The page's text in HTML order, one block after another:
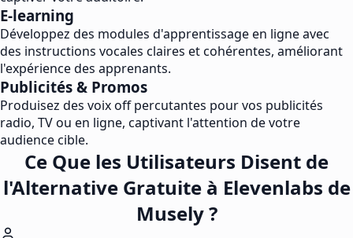
E-learning
Développez des modules d'apprentissage en ligne avec
des instructions vocales claires et cohérentes, améliorant
l'expérience des apprenants.
Publicités & Promos
Produisez des voix off percutantes pour vos publicités
radio, TV ou en ligne, captivant l'attention de votre
audience cible.
Ce Que les Utilisateurs Disent de
l'Alternative Gratuite à Elevenlabs de
Musely ?